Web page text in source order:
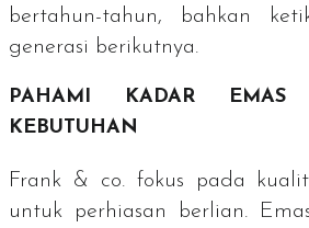
bertahun-tahun, bahkan
generasi berikutnya.
PAHAMI KADAR EMAS
KEBUTUHAN
Frank & co. fokus pada
untuk perhiasan berlian.